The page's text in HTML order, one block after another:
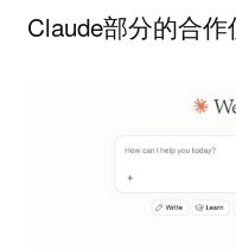
Claude部分的合作